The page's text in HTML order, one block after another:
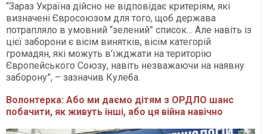
“Зараз Україна дійсно не відповідає критеріям, які
визначені Євросоюзом для того, щоб держава
потрапляло в умовний “зелений” список… Але навіть із
цієї заборони є вісім винятків, вісім категорій
громадян, які можуть в’їжджати на територію
Європейського Союзу, навіть незважаючи на наявну
заборону”, – зазначив Кулеба.
Волонтерка: Або ми даємо дітям з ОРДЛО шанс
побачити, як живуть інші, або ця війна навічно